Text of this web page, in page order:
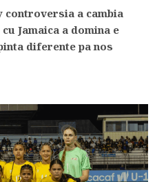
controversia a cambia
Jamaica a domina e
diferente pa nos